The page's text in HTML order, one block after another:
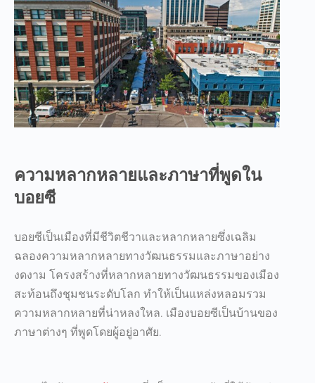
ความหลากหลายและภาษาที่พูดใน
บอยซี
บอยซีเป็นเมืองที่มีชีวิตชีวาและหลากหลายซึ่งเฉลิม
ฉลองความหลากหลายทางวัฒนธรรมและภาษาอย่าง
งดงาม โครงสร้างที่หลากหลายทางวัฒนธรรมของเมือง
สะท้อนถึงชุมชนระดับโลก ทำให้เป็นแหล่งหลอมรวม
ความหลากหลายที่น่าหลงใหล. เมืองบอยซีเป็นบ้านของ
ภาษาต่างๆ ที่พูดโดยผู้อยู่อาศัย.